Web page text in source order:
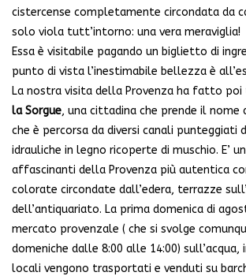
cistercense completamente circondata da
solo viola tutt’intorno: una vera meraviglia!
Essa è visitabile pagando un biglietto di
punto di vista l’inestimabile bellezza è
La nostra visita della Provenza ha fatto poi
la Sorgue, una cittadina che prende il nome
che è percorsa da diversi canali punteggiati
idrauliche in legno ricoperte di muschio. E’
affascinanti della Provenza più autentica
colorate circondate dall’edera, terrazze
dell’antiquariato. La prima domenica di
mercato provenzale ( che si svolge
domeniche dalle 8:00 alle 14:00)
locali vengono trasportati e venduti su